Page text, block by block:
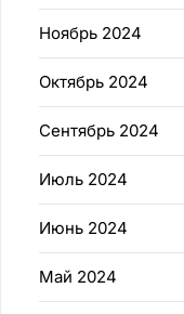
Ноябрь 2024
Октябрь 2024
Сентябрь 2024
Июль 2024
Июнь 2024
Май 2024